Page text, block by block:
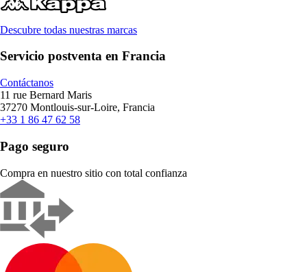
Descubre todas nuestras marcas
Servicio postventa en Francia
Contáctanos
11 rue Bernard Maris
37270 Montlouis-sur-Loire, Francia
+33 1 86 47 62 58
Pago seguro
Compra en nuestro sitio con total confianza